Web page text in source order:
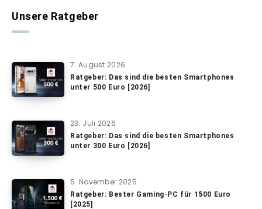
Unsere Ratgeber
7. August 2026
Ratgeber: Das sind die besten Smartphones
unter 500 Euro [2026]
23. Juli 2026
Ratgeber: Das sind die besten Smartphones
unter 300 Euro [2026]
5. November 2025
Ratgeber: Bester Gaming-PC für 1500 Euro
[2025]